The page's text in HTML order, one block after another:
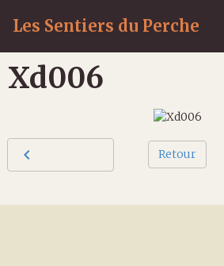
Les Sentiers du Perche
Xd006
Retour